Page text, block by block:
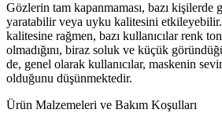
Gözlerin tam kapanmaması, bazı kişilerde
yaratabilir veya uyku kalitesini
kalitesine rağmen, bazı kullanıcılar renk
olmadığını, biraz soluk ve küçük
de, genel olarak kullanıcılar, maskenin
olduğunu düşünmektedir.
Ürün Malzemeleri ve Bakım Koşulları